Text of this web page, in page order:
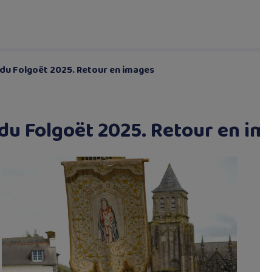
Folgoët 2025. Retour en images
Folgoët 2025. Retour en